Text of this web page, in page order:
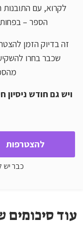
לקרוא, עם התובנות
הספר – בפחות מ-20 דקות קריאה או
שכבר בחרו
ויש גם חודש
להצטרפות
כבר יש
עוד סיכומים